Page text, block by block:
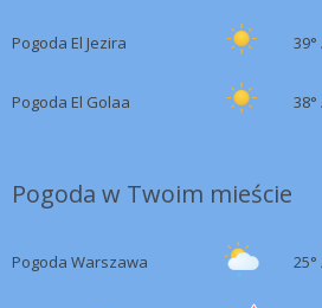
Pogoda El Jezira 39°
Pogoda El Golaa 38°
Pogoda w Twoim mieście
Pogoda Warszawa 25°